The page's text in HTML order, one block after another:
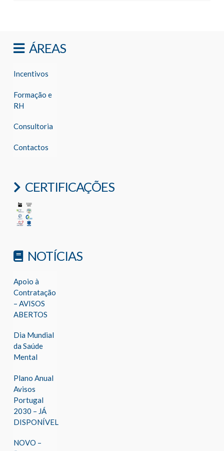
ÁREAS
Incentivos
Formação e
RH
Consultoria
Contactos
CERTIFICAÇÕES
NOTÍCIAS
Apoio à
Contratação
– AVISOS
ABERTOS
Dia Mundial
da Saúde
Mental
Plano Anual
Avisos
Portugal
2030 – JÁ
DISPONÍVEL
NOVO –